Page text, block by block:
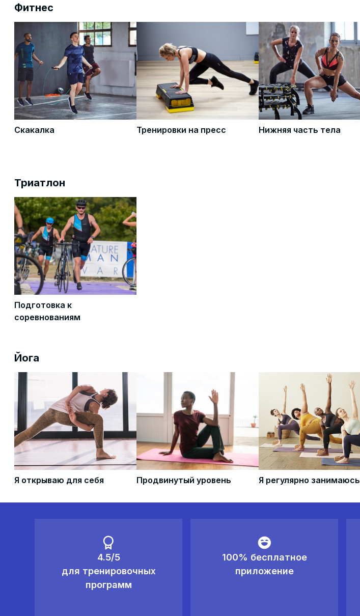
Фитнес
Скакалка Тренировки на пресс Нижняя часть тела
Триатлон
Подготовка к
соревнованиям
Йога
Я открываю для себя Продвинутый уровень Я регулярно занимаюсь
4.5/5
для тренировочных
программ
100% бесплатное
приложение